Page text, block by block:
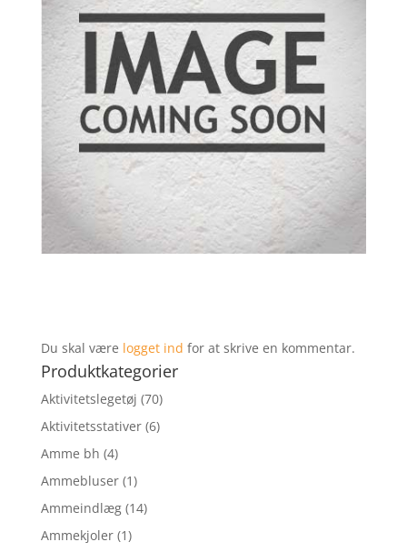
Du skal være logget ind for at skrive en kommentar.
Produktkategorier
Aktivitetslegetøj (70)
Aktivitetsstativer (6)
Amme bh (4)
Ammebluser (1)
Ammeindlæg (14)
Ammekjoler (1)